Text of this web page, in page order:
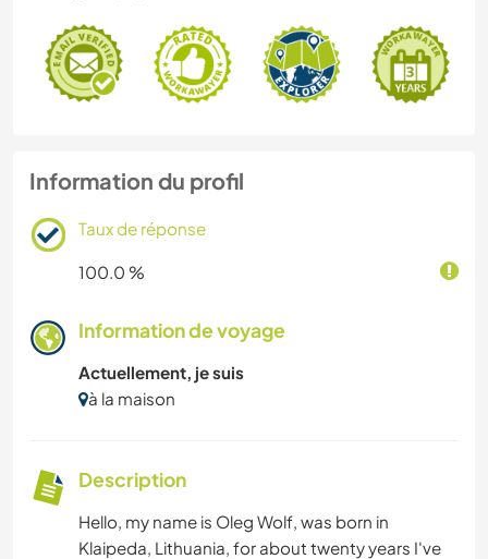
Information du profil
Taux de réponse
100.0 %
Information de voyage
Actuellement, je suis
à la maison
Description
Hello, my name is Oleg Wolf, was born in
Klaipeda, Lithuania, for about twenty years I've